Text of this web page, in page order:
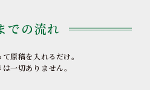
での流れ
原稿を入れるだけ。
一切ありません。